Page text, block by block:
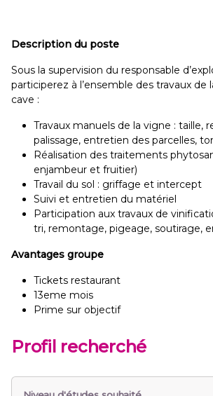
Description du poste
Sous la supervision du responsable
participerez à l’ensemble des travaux de
cave :
Travaux manuels de la vigne : taille,
palissage, entretien des parcelles,
Réalisation des traitements
enjambeur et fruitier)
Travail du sol : griffage et intercept
Suivi et entretien du matériel
Participation aux travaux de
tri, remontage, pigeage, soutirage,
Avantages groupe
Tickets restaurant
13eme mois
Prime sur objectif
Profil recherché